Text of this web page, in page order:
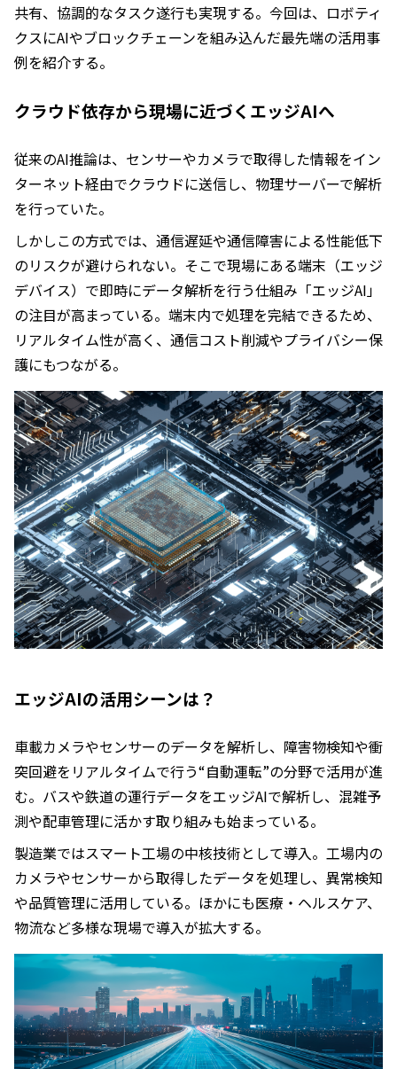
共有、協調的なタスク遂行も実現する。今回は、ロボティ
クスにAIやブロックチェーンを組み込んだ最先端の活用事
例を紹介する。
クラウド依存から現場に近づくエッジAIへ
従来のAI推論は、センサーやカメラで取得した情報をイン
ターネット経由でクラウドに送信し、物理サーバーで解析
を行っていた。
しかしこの方式では、通信遅延や通信障害による性能低下
のリスクが避けられない。そこで現場にある端末（エッジ
デバイス）で即時にデータ解析を行う仕組み「エッジAI」
の注目が高まっている。端末内で処理を完結できるため、
リアルタイム性が高く、通信コスト削減やプライバシー保
護にもつながる。
エッジAIの活用シーンは？
車載カメラやセンサーのデータを解析し、障害物検知や衝
突回避をリアルタイムで行う“自動運転”の分野で活用が進
む。バスや鉄道の運行データをエッジAIで解析し、混雑予
測や配車管理に活かす取り組みも始まっている。
製造業ではスマート工場の中核技術として導入。工場内の
カメラやセンサーから取得したデータを処理し、異常検知
や品質管理に活用している。ほかにも医療・ヘルスケア、
物流など多様な現場で導入が拡大する。